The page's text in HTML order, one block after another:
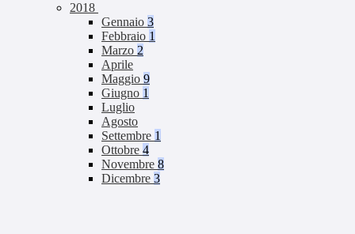
2018
Gennaio 3
Febbraio 1
Marzo 2
Aprile
Maggio 9
Giugno 1
Luglio
Agosto
Settembre 1
Ottobre 4
Novembre 8
Dicembre 3